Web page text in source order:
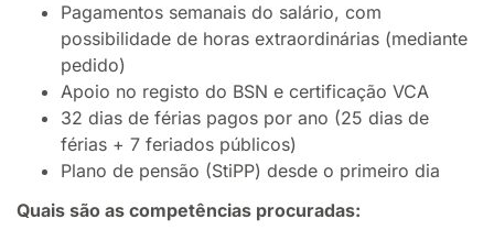
Pagamentos semanais do salário, com
possibilidade de horas extraordinárias (mediante
pedido)
Apoio no registo do BSN e certificação VCA
32 dias de férias pagos por ano (25 dias de
férias + 7 feriados públicos)
Plano de pensão (StiPP) desde o primeiro dia
Quais são as competências procuradas: